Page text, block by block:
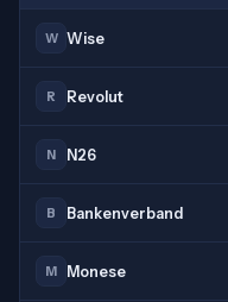
W Wise
R Revolut
N N26
B Bankenverband
M Monese